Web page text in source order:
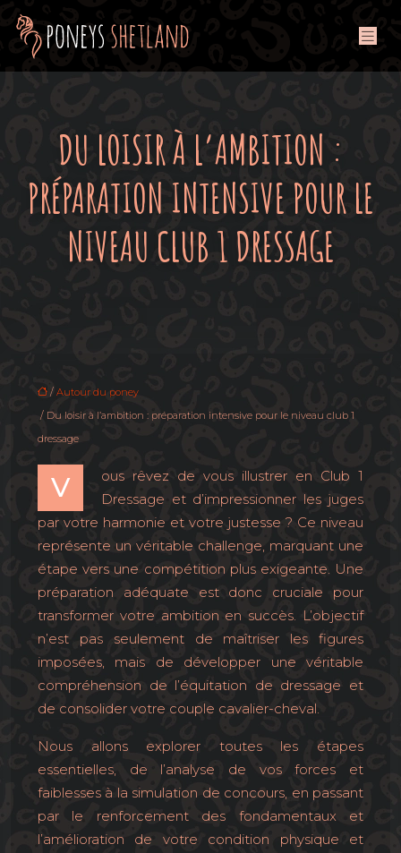
DU LOISIR À L’AMBITION :
PRÉPARATION INTENSIVE POUR LE
NIVEAU CLUB 1 DRESSAGE
/ Autour du poney
/ Du loisir à l’ambition : préparation intensive pour le niveau club 1
dressage
V
ous rêvez de vous illustrer en Club 1
Dressage et d’impressionner les juges
par votre harmonie et votre justesse ? Ce niveau
représente un véritable challenge, marquant une
étape vers une compétition plus exigeante. Une
préparation adéquate est donc cruciale pour
transformer votre ambition en succès. L’objectif
n’est pas seulement de maîtriser les figures
imposées, mais de développer une véritable
compréhension de l’équitation de dressage et
de consolider votre couple cavalier-cheval.
Nous allons explorer toutes les étapes
essentielles, de l’analyse de vos forces et
faiblesses à la simulation de concours, en passant
par le renforcement des fondamentaux et
l’amélioration de votre condition physique et